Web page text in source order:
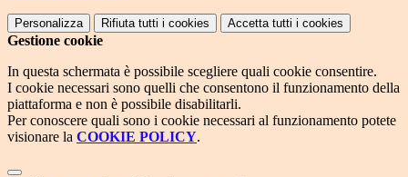
Personalizza Rifiuta tutti i cookies Accetta tutti i cookies
Gestione cookie
In questa schermata è possibile scegliere quali cookie consentire.
I cookie necessari sono quelli che consentono il funzionamento della
piattaforma e non è possibile disabilitarli.
Per conoscere quali sono i cookie necessari al funzionamento potete
visionare la COOKIE POLICY.